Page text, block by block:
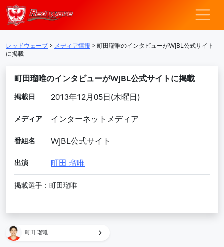
メインナビゲーション
レッドウェー
レッドウェーブ > メディア情報 > 町田瑠唯のインタビューがWJBL公式サイト
に掲載
町田瑠唯のインタビューがWJBL公式サイトに掲載
掲載日 2013年12月05日(木曜日)
メディア インターネットメディア
番組名 WJBL公式サイト
出演 町田 瑠唯
掲載選手：町田瑠唯
町田 瑠唯